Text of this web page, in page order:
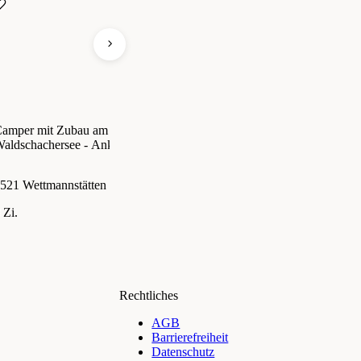
mit Zubau am
- Ankommen
Wettmannstätten
Zi.
Rechtliches
AGB
Barrierefreiheit
Datenschutz